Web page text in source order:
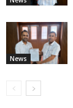
News